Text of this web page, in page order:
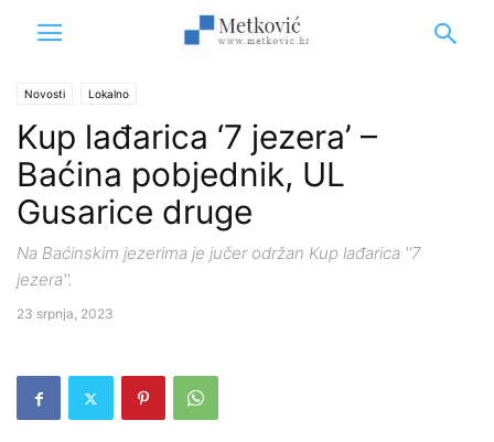
Novosti Lokalno
Kup lađarica ‘7 jezera’ –
Baćina pobjednik, UL
Gusarice druge
Na Baćinskim jezerima je jučer održan Kup lađarica ''7
jezera''.
23 srpnja, 2023